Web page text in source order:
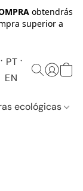
obtendrás
superior a
PT
EN
ecológicas